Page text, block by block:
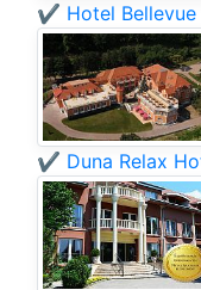
✔️ Hotel Bellevue
✔️ Duna Relax